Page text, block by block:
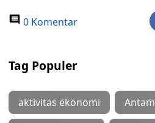
0 Komentar
Tag Populer
aktivitas ekonomi Antam